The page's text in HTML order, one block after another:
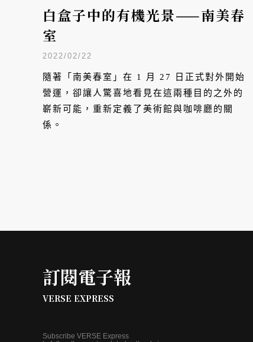
白盒子中的有機光景——南美春
室
2022/02/22
隨著「南美春室」在 1 月 27 日正式對外開始
營運，卻讓人驚喜地看見在這兩種目的之外的
嶄新可能，重新定義了美術館與咖啡廳的關
係。
訂閱電子報
VERSE EXPRESS
Subscribe VERSE Express